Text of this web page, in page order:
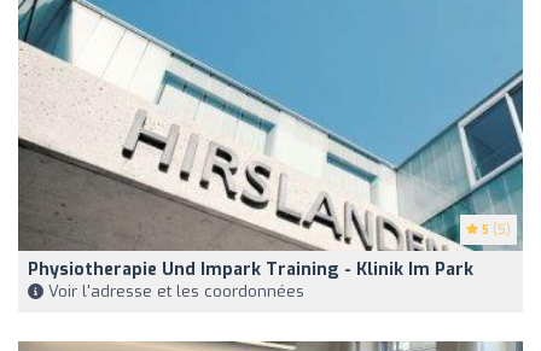
5 (5)
Physiotherapie Und Impark Training - Klinik Im Park
Voir l'adresse et les coordonnées